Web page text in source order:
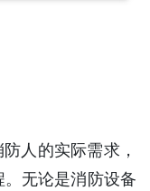
人的实际需求，
无论是消防设备